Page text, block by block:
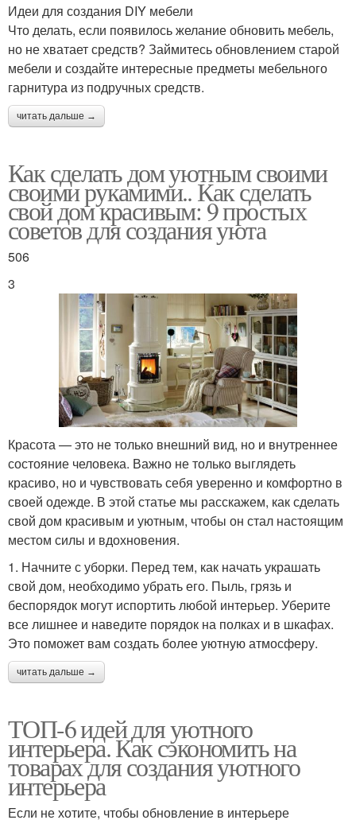
Идеи для создания DIY мебели
Что делать, если появилось желание обновить мебель,
но не хватает средств? Займитесь обновлением старой
мебели и создайте интересные предметы мебельного
гарнитура из подручных средств.
читать дальше →
Как сделать дом уютным своими
своими рукамими.. Как сделать
свой дом красивым: 9 простых
советов для создания уюта
506
3
Красота — это не только внешний вид, но и внутреннее
состояние человека. Важно не только выглядеть
красиво, но и чувствовать себя уверенно и комфортно в
своей одежде. В этой статье мы расскажем, как сделать
свой дом красивым и уютным, чтобы он стал настоящим
местом силы и вдохновения.
1. Начните с уборки. Перед тем, как начать украшать
свой дом, необходимо убрать его. Пыль, грязь и
беспорядок могут испортить любой интерьер. Уберите
все лишнее и наведите порядок на полках и в шкафах.
Это поможет вам создать более уютную атмосферу.
читать дальше →
ТОП-6 идей для уютного
интерьера. Как сэкономить на
товарах для создания уютного
интерьера
Если не хотите, чтобы обновление в интерьере